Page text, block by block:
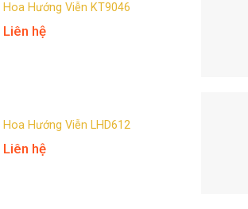
Hoa Hướng Viễn KT9046
Liên hệ
Hoa Hướng Viễn LHD612
Liên hệ